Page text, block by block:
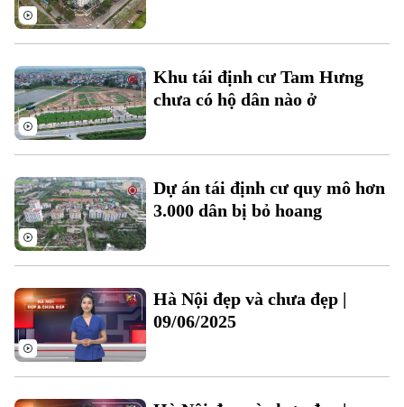
Chuyên mục
Khu tái định cư Tam Hưng
chưa có hộ dân nào ở
Dự án tái định cư quy mô hơn
3.000 dân bị bỏ hoang
Hà Nội đẹp và chưa đẹp |
09/06/2025